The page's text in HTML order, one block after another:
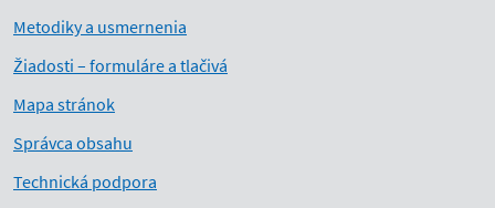
Metodiky a usmernenia
Žiadosti – formuláre a tlačivá
Mapa stránok
Správca obsahu
Technická podpora